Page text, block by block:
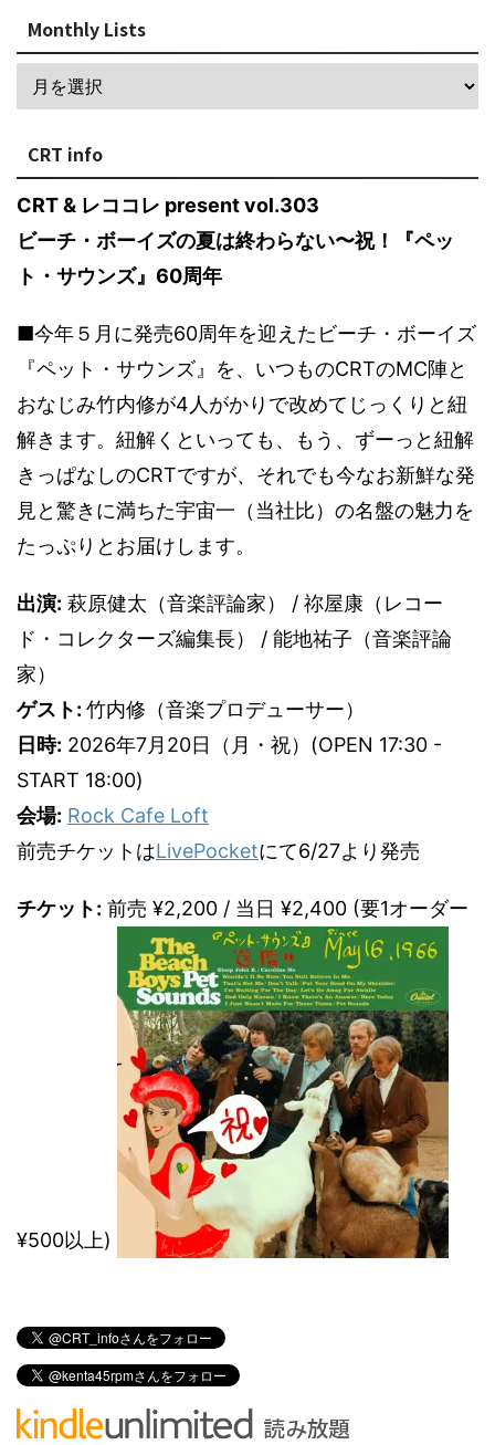
Monthly Lists
CRT info
CRT & レココレ present vol.303
ビーチ・ボーイズの夏は終わらない〜祝！『ペッ
ト・サウンズ』60周年
■今年５月に発売60周年を迎えたビーチ・ボーイズ
『ペット・サウンズ』を、いつものCRTのMC陣と
おなじみ竹内修が4人がかりで改めてじっくりと紐
解きます。紐解くといっても、もう、ずーっと紐解
きっぱなしのCRTですが、それでも今なお新鮮な発
見と驚きに満ちた宇宙一（当社比）の名盤の魅力を
たっぷりとお届けします。
出演: 萩原健太（音楽評論家） / 祢屋康（レコー
ド・コレクターズ編集長） / 能地祐子（音楽評論
家）
ゲスト: 竹内修（音楽プロデューサー）
日時: 2026年7月20日（月・祝）(OPEN 17:30 -
START 18:00)
会場: Rock Cafe Loft
前売チケットはLivePocketにて6/27より発売
チケット: 前売 ¥2,200 / 当日 ¥2,400 (要1オーダー
¥500以上)